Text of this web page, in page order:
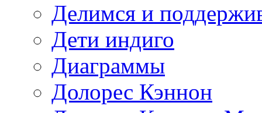
Делимся и
Дети индиго
Диаграммы
Долорес Кэннон